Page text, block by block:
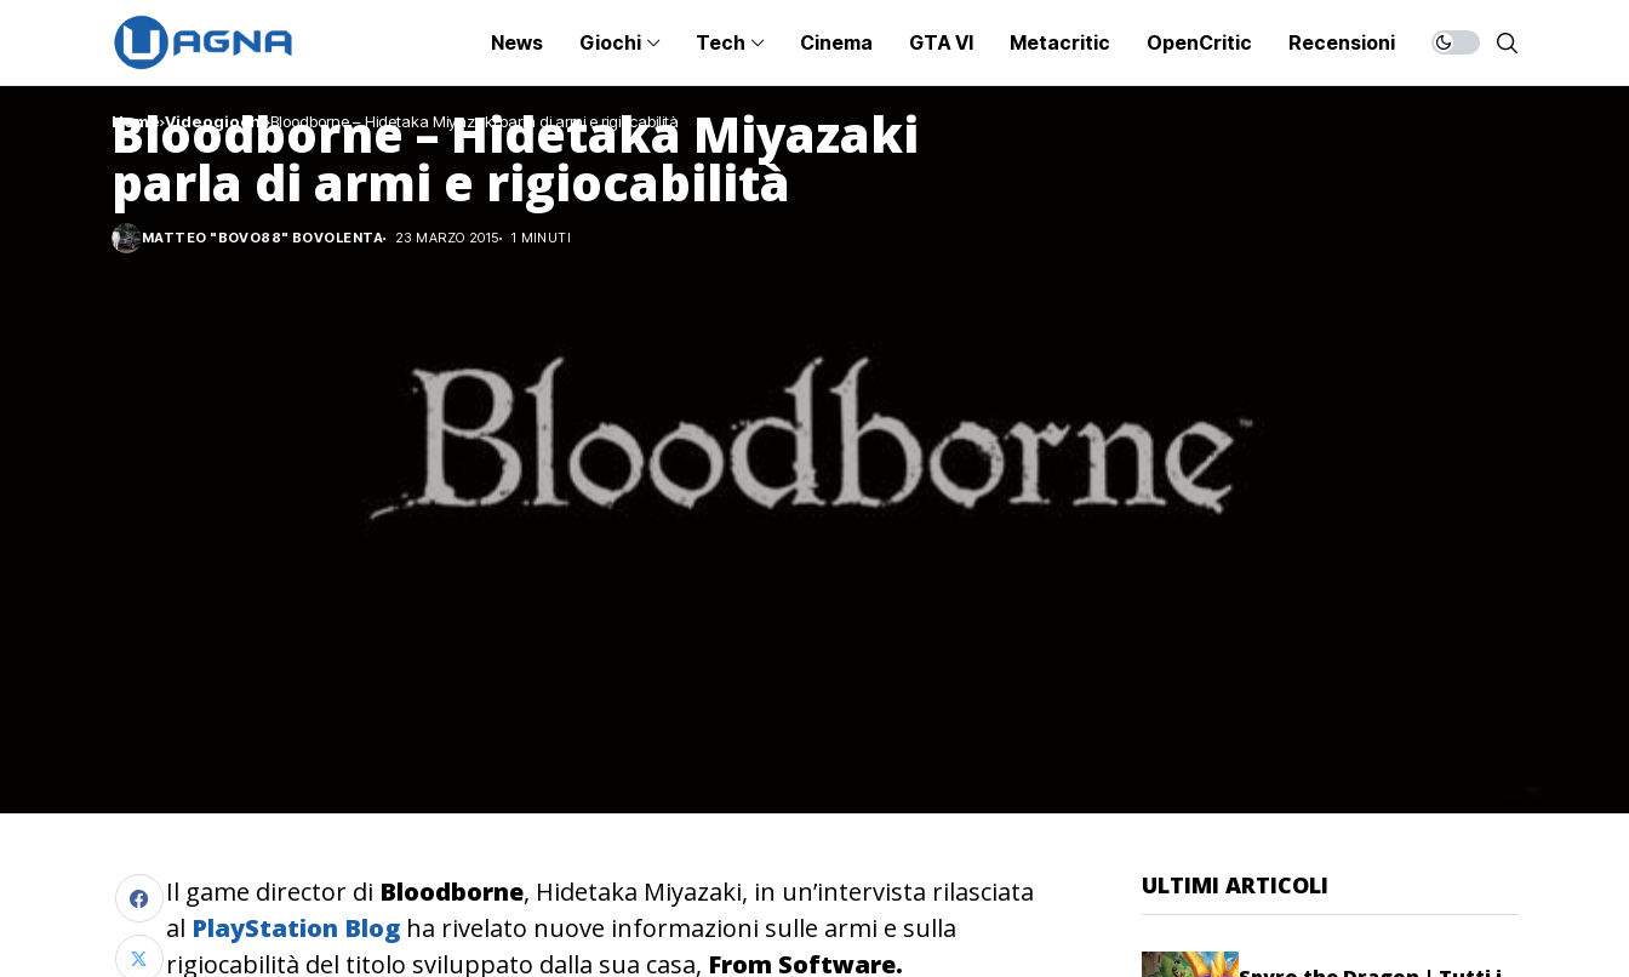
News Giochi Tech Cinema GTA VI Metacritic OpenCritic Recensioni
Home Videogiochi Bloodborne – Hidetaka Miyazaki parla di armi e rigiocabilità
Bloodborne – Hidetaka Miyazaki
parla di armi e rigiocabilità
MATTEO "BOVO88" BOVOLENTA 23 MARZO 2015 1 MINUTI
Il game director di Bloodborne, Hidetaka Miyazaki, in un’intervista rilasciata
al PlayStation Blog ha rivelato nuove informazioni sulle armi e sulla
rigiocabilità del titolo sviluppato dalla sua casa, From Software.
ULTIMI ARTICOLI